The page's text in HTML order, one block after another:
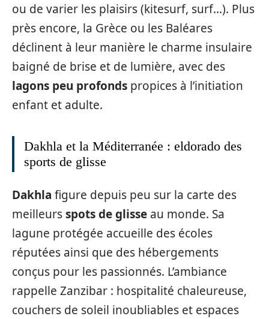
ou de varier les plaisirs (kitesurf, surf…). Plus
près encore, la Grèce ou les Baléares
déclinent à leur manière le charme insulaire
baigné de brise et de lumière, avec des
lagons peu profonds propices à l’initiation
enfant et adulte.
Dakhla et la Méditerranée : eldorado des
sports de glisse
Dakhla figure depuis peu sur la carte des
meilleursspots de glisse au monde. Sa
lagune protégée accueille des écoles
réputées ainsi que des hébergements
conçus pour les passionnés. L’ambiance
rappelle Zanzibar : hospitalité chaleureuse,
couchers de soleil inoubliables et espaces